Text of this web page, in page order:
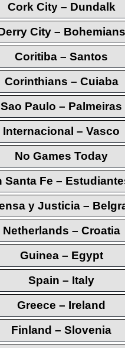
Cork City – Dundalk
City – Bohemians
Coritiba – Santos
Corinthians – Cuiaba
Sao Paulo – Palmeiras
Internacional – Vasco
No Games Today
Santa Fe –
y Justicia –
Netherlands – Croatia
Guinea – Egypt
Spain – Italy
Greece – Ireland
Finland – Slovenia